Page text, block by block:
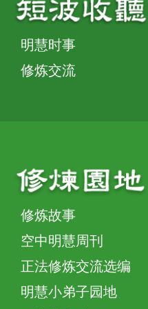
明慧时事
修炼交流
修炼故事
空中明慧周刊
正法修炼交流选编
明慧小弟子园地